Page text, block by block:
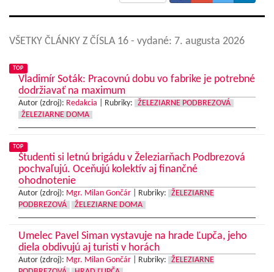
VŠETKY ČLÁNKY Z ČÍSLA 16 - vydané: 7. augusta 2026
TOP
Vladimír Soták: Pracovnú dobu vo fabrike je potrebné
dodržiavať na maximum
Autor (zdroj): Redakcia Rubriky:
ŽELEZIARNE PODBREZOVÁ
ŽELEZIARNE DOMA
TOP
Študenti si letnú brigádu v Železiarňach Podbrezová
pochvaľujú. Oceňujú kolektív aj finančné
ohodnotenie
Autor (zdroj): Mgr. Milan Gončár Rubriky:
ŽELEZIARNE
PODBREZOVÁ
ŽELEZIARNE DOMA
Umelec Pavel Siman vystavuje na hrade Ľupča, jeho
diela obdivujú aj turisti v horách
Autor (zdroj): Mgr. Milan Gončár Rubriky:
ŽELEZIARNE